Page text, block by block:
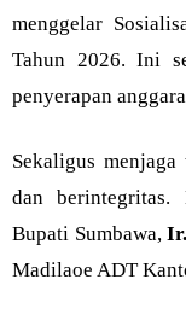
menggelar
Tahun 2026. Ini
penyerapan
Sekaligus
dan berintegritas.
Bupati Sumbawa,
Madilaoe ADT